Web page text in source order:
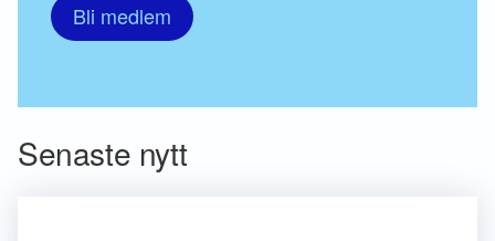
Bli medlem
Senaste nytt